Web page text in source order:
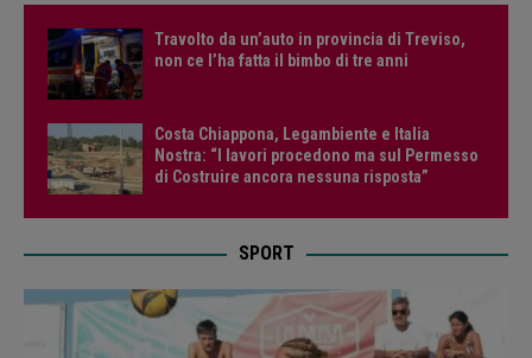
Travolto da un’auto in provincia di Treviso,
non ce l’ha fatta il bimbo di tre anni
Costa Chiappona, Legambiente e Italia
Nostra: “I lavori procedono ma sul Permesso
di Costruire ancora nessuna risposta”
SPORT